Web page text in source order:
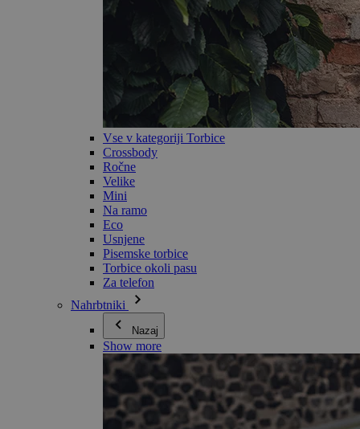
Vse v kategoriji Torbice
Crossbody
Ročne
Velike
Mini
Na ramo
Eco
Usnjene
Pisemske torbice
Torbice okoli pasu
Za telefon
Nahrbtniki
Nazaj
Show more